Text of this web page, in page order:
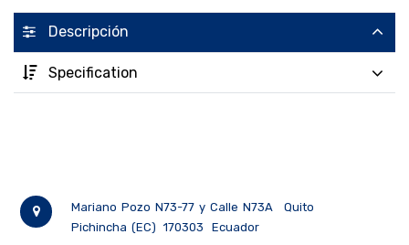
Descripción
Specification
Mariano Pozo N73-77 y Calle N73A
Quito
Pichincha (EC)
170303 Ecuador